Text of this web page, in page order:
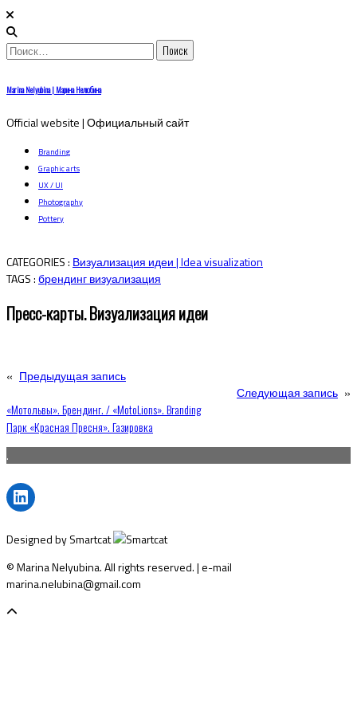
Найти:
Skip
to
content
Marina Nelyubina | Марина Нелюбина
Official website | Официальный сайт
Branding
Graphic arts
UX / UI
Photography
Pottery
CATEGORIES : Визуализация идеи | Idea visualization
TAGS :брендингвизуализация
Пресс-карты. Визуализация идеи
« Предыдущая запись
Следующая запись »
Навигация
по
записям
«Мотольвы». Брендинг. / «MotoLions». Branding
Парк «Красная Пресня». Газировка
.
LinkedIn
Designed by Smartcat
© Marina Nelyubina. All rights reserved. | e-mail
marina.nelubina@gmail.com